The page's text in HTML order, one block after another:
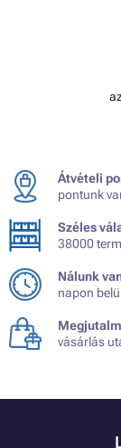
Átvételi
pontunk
Széles
38000
Nálunk
napon
vásárlás